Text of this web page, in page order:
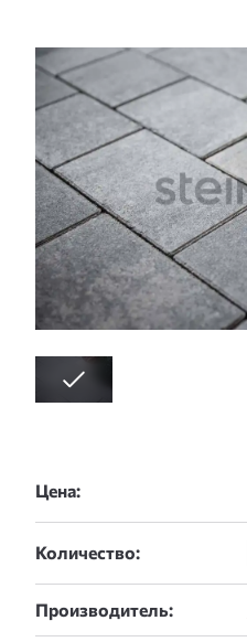
Цена:
Количество:
Производитель: